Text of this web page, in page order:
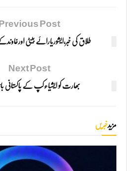
Previous Post
طلاق کی خبر،ایشوریارائے بیٹی
Next Post
بھارت کو ایشیاءکپ کے پاکستانی
مزیدخبریں